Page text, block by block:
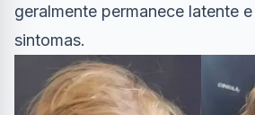
geralmente permanece latente
sintomas.